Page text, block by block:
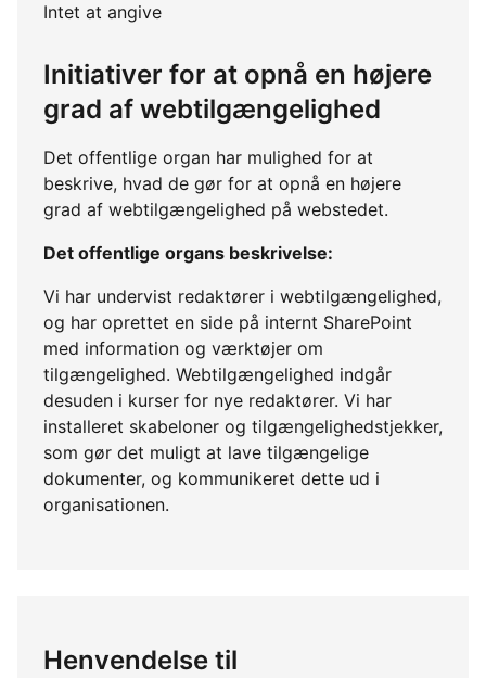
Intet at angive
Initiativer for at opnå en højere
grad af webtilgængelighed
Det offentlige organ har mulighed for at
beskrive, hvad de gør for at opnå en højere
grad af webtilgængelighed på webstedet.
Det offentlige organs beskrivelse:
Vi har undervist redaktører i webtilgængelighed,
og har oprettet en side på internt SharePoint
med information og værktøjer om
tilgængelighed. Webtilgængelighed indgår
desuden i kurser for nye redaktører. Vi har
installeret skabeloner og tilgængelighedstjekker,
som gør det muligt at lave tilgængelige
dokumenter, og kommunikeret dette ud i
organisationen.
Henvendelse til